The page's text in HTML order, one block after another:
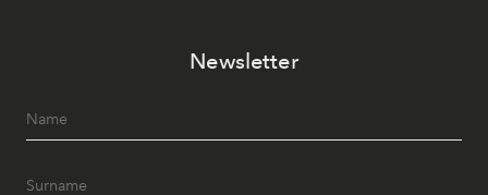
Newsletter